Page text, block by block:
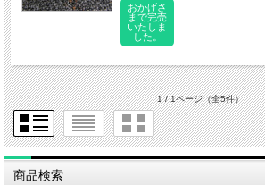
おかげさ
まで完売
いたしま
した。
1 / 1ページ（全5件）
商品検索